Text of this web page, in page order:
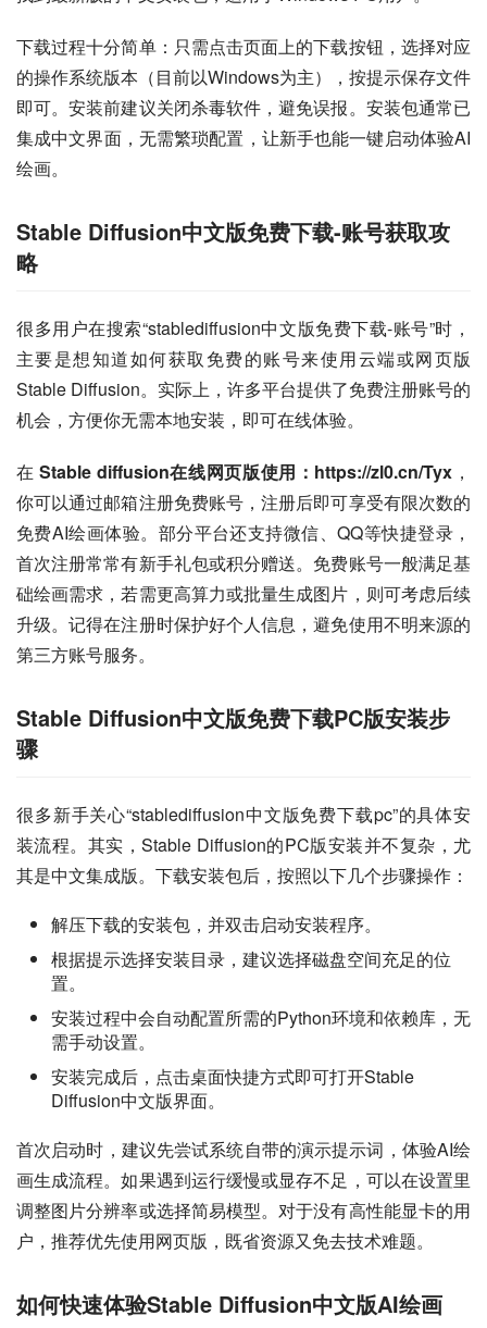
下载过程十分简单：只需点击页面上的下载按钮，选择对应
的操作系统版本（目前以Windows为主），按提示保存文件
即可。安装前建议关闭杀毒软件，避免误报。安装包通常已
集成中文界面，无需繁琐配置，让新手也能一键启动体验AI
绘画。
Stable Diffusion中文版免费下载-账号获取攻
略
很多用户在搜索“stablediffusion中文版免费下载-账号”时，
主要是想知道如何获取免费的账号来使用云端或网页版
Stable Diffusion。实际上，许多平台提供了免费注册账号的
机会，方便你无需本地安装，即可在线体验。
在 Stable diffusion在线网页版使用：https://zl0.cn/Tyx ，
你可以通过邮箱注册免费账号，注册后即可享受有限次数的
免费AI绘画体验。部分平台还支持微信、QQ等快捷登录，
首次注册常常有新手礼包或积分赠送。免费账号一般满足基
础绘画需求，若需更高算力或批量生成图片，则可考虑后续
升级。记得在注册时保护好个人信息，避免使用不明来源的
第三方账号服务。
Stable Diffusion中文版免费下载PC版安装步
骤
很多新手关心“stablediffusion中文版免费下载pc”的具体安
装流程。其实，Stable Diffusion的PC版安装并不复杂，尤
其是中文集成版。下载安装包后，按照以下几个步骤操作：
解压下载的安装包，并双击启动安装程序。
根据提示选择安装目录，建议选择磁盘空间充足的位
置。
安装过程中会自动配置所需的Python环境和依赖库，无
需手动设置。
安装完成后，点击桌面快捷方式即可打开Stable
Diffusion中文版界面。
首次启动时，建议先尝试系统自带的演示提示词，体验AI绘
画生成流程。如果遇到运行缓慢或显存不足，可以在设置里
调整图片分辨率或选择简易模型。对于没有高性能显卡的用
户，推荐优先使用网页版，既省资源又免去技术难题。
如何快速体验Stable Diffusion中文版AI绘画